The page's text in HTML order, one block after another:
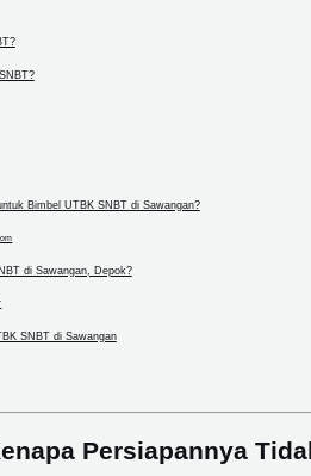
Bimbel UTBK SNBT di Sawangan?
di Sawangan, Depok?
SNBT di Sawangan
Persiapannya